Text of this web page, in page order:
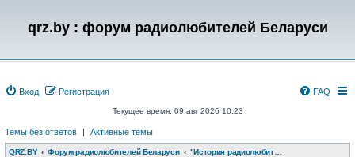
qrz.by : форум радиолюбителей Беларуси
Вход Регистрация FAQ
Текущее время: 09 авг 2026 10:23
Темы без ответов | Активные темы
QRZ.BY Форум радиолюбителей Беларуси "История радиолюбительства КВ и УКВ. Кто как начинал"?